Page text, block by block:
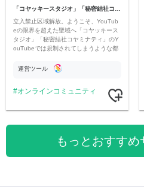
「コヤッキースタジオ」「秘密結社コヤミナティ」
立入禁止区域解放。ようこそ、YouTub
eの限界を超えた聖域へ「コヤッキース
タジオ」「秘密結社コヤミナティ」のY
ouTubeでは規制されてしまうような都
公開。
運営ツール
オンラインコミュニティ
もっとおすすめ